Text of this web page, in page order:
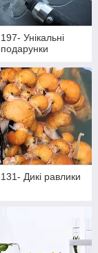
197- Унікальні
подарунки
131- Дикі равлики